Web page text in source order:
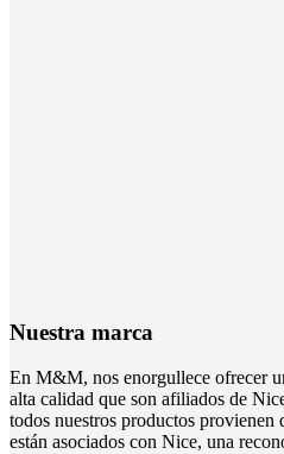
Nuestra marca
En M&M, nos enorgullece ofrecer
alta calidad que son afiliados de
todos nuestros productos provienen
están asociados con Nice, una